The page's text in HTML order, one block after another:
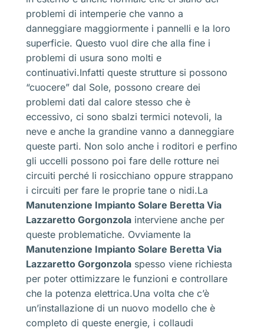
problemi di intemperie che vanno a
danneggiare maggiormente i pannelli e la loro
superficie. Questo vuol dire che alla fine i
problemi di usura sono molti e
continuativi.Infatti queste strutture si possono
“cuocere” dal Sole, possono creare dei
problemi dati dal calore stesso che è
eccessivo, ci sono sbalzi termici notevoli, la
neve e anche la grandine vanno a danneggiare
queste parti. Non solo anche i roditori e perfino
gli uccelli possono poi fare delle rotture nei
circuiti perché li rosicchiano oppure strappano
i circuiti per fare le proprie tane o nidi.La
Manutenzione Impianto Solare Beretta Via
Lazzaretto Gorgonzola interviene anche per
queste problematiche. Ovviamente la
Manutenzione Impianto Solare Beretta Via
Lazzaretto Gorgonzola spesso viene richiesta
per poter ottimizzare le funzioni e controllare
che la potenza elettrica.Una volta che c’è
un’installazione di un nuovo modello che è
completo di queste energie, i collaudi